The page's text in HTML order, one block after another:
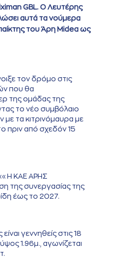
GBL. Ο Λευτέρης
αυτά τα νούμερα
του Άρη Midea ως
τον δρόμο στις
που θα
της ομάδας της
το νέο συμβόλαιο
με τα κιτρινόμαυρα με
πριν από σχεδόν 15
ΚΑΕ ΑΡΗΣ
της συνεργασίας της
έως το 2027.
γεννηθείς στις 18
1.96μ., αγωνίζεται